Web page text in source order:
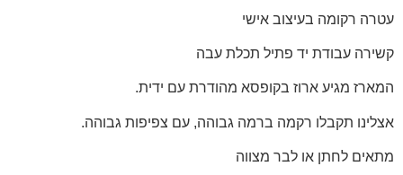
עטרה רקומה בעיצוב אישי
קשירה עבודת יד פתיל תכלת עבה
המארז מגיע ארוז בקופסא מהודרת עם ידית.
אצלינו תקבלו רקמה ברמה גבוהה, עם צפיפות גבוהה.
מתאים לחתן או לבר מצווה